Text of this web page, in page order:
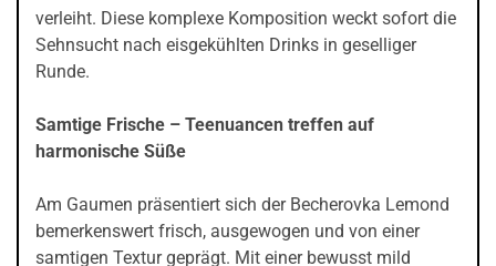
verleiht. Diese komplexe Komposition weckt sofort die
Sehnsucht nach eisgekühlten Drinks in geselliger
Runde.
Samtige Frische – Teenuancen treffen auf
harmonische Süße
Am Gaumen präsentiert sich der Becherovka Lemond
bemerkenswert frisch, ausgewogen und von einer
samtigen Textur geprägt. Mit einer bewusst mild